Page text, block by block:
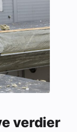
verdier